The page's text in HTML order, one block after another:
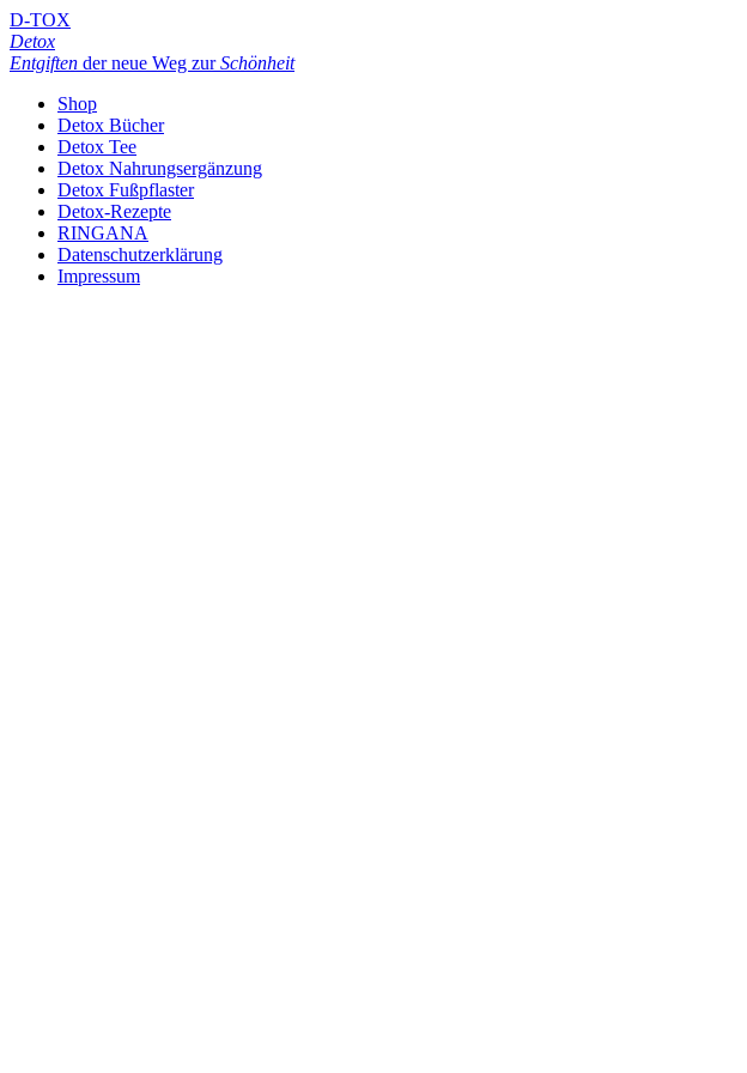
D-TOX
Detox
Entgiften der neue Weg zurSchönheit
Shop
Detox Bücher
Detox Tee
Detox Nahrungsergänzung
Detox Fußpflaster
Detox-Rezepte
RINGANA
Datenschutzerklärung
Impressum